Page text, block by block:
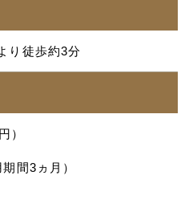
り徒歩約3分
）
間3ヵ月）